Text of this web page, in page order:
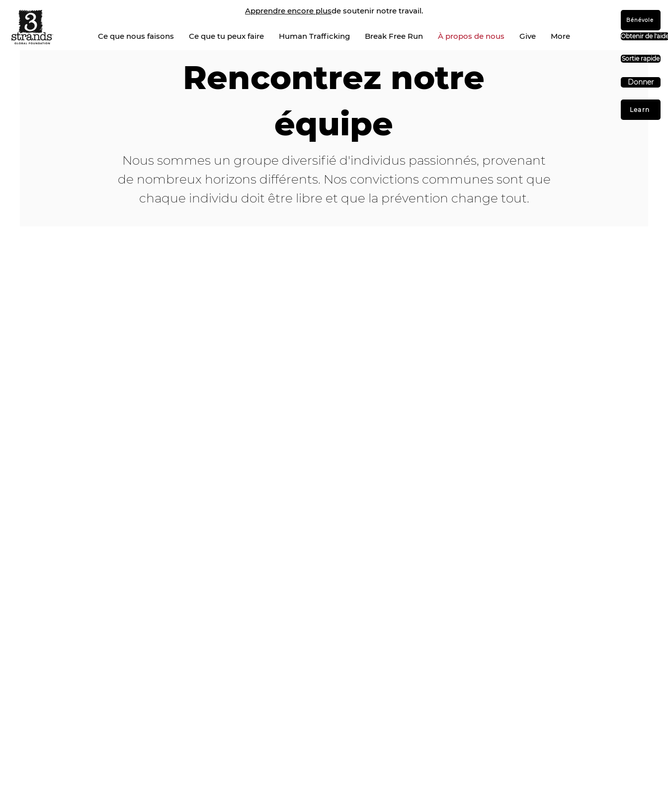
Learn
Sortie rapide
Obtenir de
Donner
Bénévole
Apprendre encore plusde soutenir notre travail.
Ce que nous faisons Ce que tu peux faire Human Trafficking Break Free Run À propos de nous Give More
Rencontrez notre
équipe
Nous sommes un groupe diversifié d'individus passionnés, provenant
de nombreux horizons différents. Nos convictions communes sont que
chaque individu doit être libre et que la prévention change tout.